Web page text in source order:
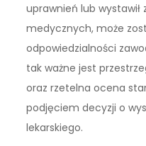
uprawnień lub
medycznych, może
odpowiedzialności
tak ważne jest
oraz rzetelna ocena
podjęciem decyzji o
lekarskiego.